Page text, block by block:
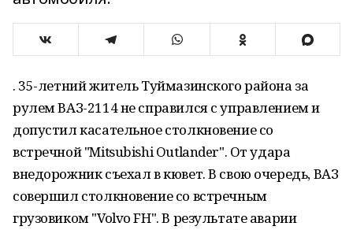
. 35-летний житель Туймазинского района за
рулем ВАЗ-2114 не справился с управлением и
допустил касательное столкновение со
встречной "Mitsubishi Outlander". От удара
внедорожник съехал в кювет. В свою очередь, ВАЗ
совершил столкновение со встречным
грузовиком "Volvo FH". В результате аварии